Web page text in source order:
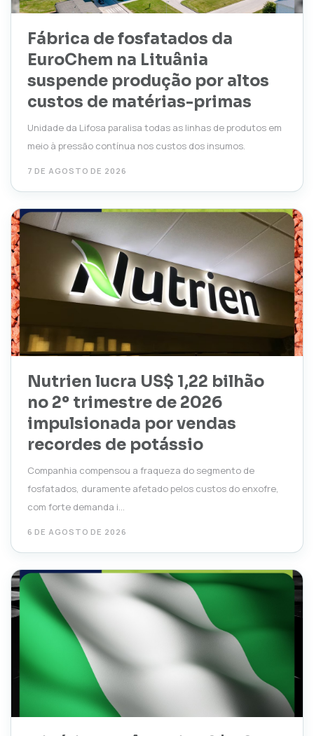
Fábrica de fosfatados da
EuroChem na Lituânia
suspende produção por altos
custos de matérias-primas
Unidade da Lifosa paralisa todas as linhas de produtos em
meio à pressão contínua nos custos dos insumos.
7 DE AGOSTO DE 2026
Nutrien lucra US$ 1,22 bilhão
no 2º trimestre de 2026
impulsionada por vendas
recordes de potássio
Companhia compensou a fraqueza do segmento de
fosfatados, duramente afetado pelos custos do enxofre,
com forte demanda i...
6 DE AGOSTO DE 2026